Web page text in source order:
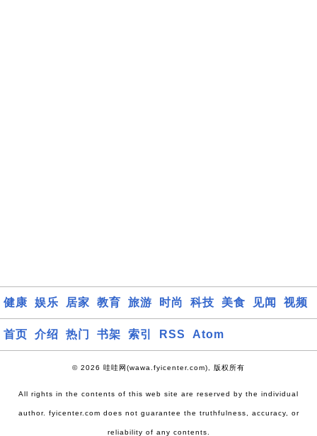
健康 娱乐 居家 教育 旅游 时尚 科技 美食 见闻 视频
首页 介绍 热门 书架 索引 RSS Atom
© 2026 哇哇网(wawa.fyicenter.com), 版权所有
All rights in the contents of this web site are reserved by the individual
author. fyicenter.com does not guarantee the truthfulness, accuracy, or
reliability of any contents.